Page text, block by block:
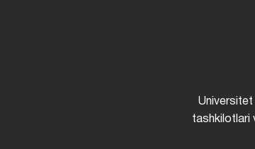
Universitet
tashkilotlari